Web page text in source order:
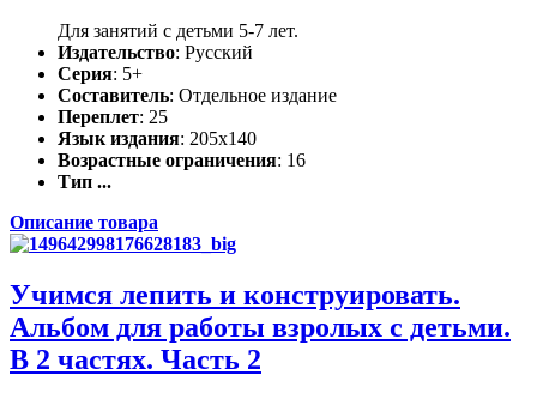
Для занятий с детьми 5-7 лет.
Издательство: Русский
Серия: 5+
Составитель: Отдельное издание
Переплет: 25
Язык издания: 205x140
Возрастные ограничения: 16
Тип ...
Описание товара
Учимся лепить и конструировать.
Альбом для работы взролых с детьми.
В 2 частях. Часть 2